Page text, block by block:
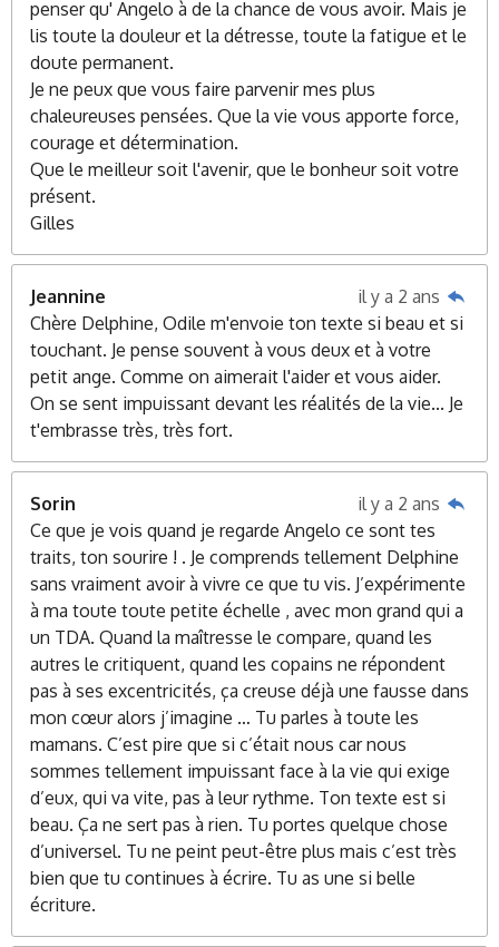
penser qu' Angelo à de la chance de vous avoir. Mais je
lis toute la douleur et la détresse, toute la fatigue et le
doute permanent.
Je ne peux que vous faire parvenir mes plus
chaleureuses pensées. Que la vie vous apporte force,
courage et détermination.
Que le meilleur soit l'avenir, que le bonheur soit votre
présent.
Gilles
Jeannine
il y a 2 ans
Chère Delphine, Odile m'envoie ton texte si beau et si
touchant. Je pense souvent à vous deux et à votre
petit ange. Comme on aimerait l'aider et vous aider.
On se sent impuissant devant les réalités de la vie... Je
t'embrasse très, très fort.
Sorin
il y a 2 ans
Ce que je vois quand je regarde Angelo ce sont tes
traits, ton sourire ! . Je comprends tellement Delphine
sans vraiment avoir à vivre ce que tu vis. J’expérimente
à ma toute toute petite échelle , avec mon grand qui a
un TDA. Quand la maîtresse le compare, quand les
autres le critiquent, quand les copains ne répondent
pas à ses excentricités, ça creuse déjà une fausse dans
mon cœur alors j’imagine … Tu parles à toute les
mamans. C’est pire que si c’était nous car nous
sommes tellement impuissant face à la vie qui exige
d’eux, qui va vite, pas à leur rythme. Ton texte est si
beau. Ça ne sert pas à rien. Tu portes quelque chose
d’universel. Tu ne peint peut-être plus mais c’est très
bien que tu continues à écrire. Tu as une si belle
écriture.